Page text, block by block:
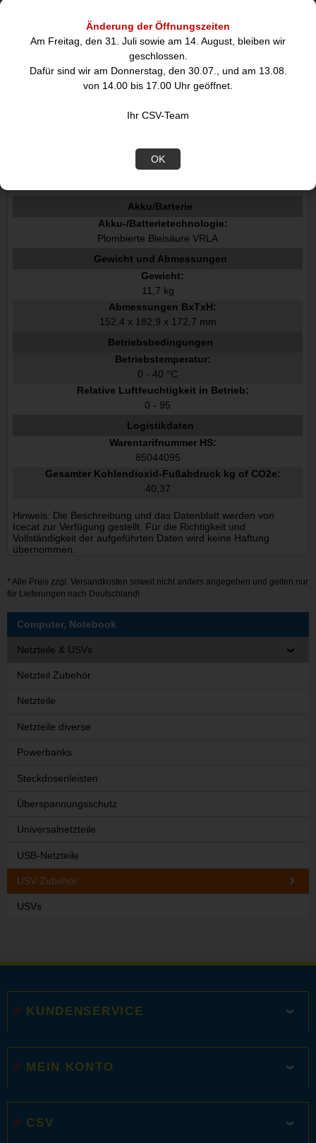
Änderung der Öffnungszeiten
Am Freitag, den 31. Juli sowie am 14. August, bleiben wir
geschlossen.
Dafür sind wir am Donnerstag, den 30.07., und am 13.08.
von 14.00 bis 17.00 Uhr geöffnet.
Ihr CSV-Team
OK
8,90
14,99
Datenblatt
24 V
Produktfarbe:
Akku/Batterie
Akku-/Batterietechnologie:
Plombierte Bleisäure VRLA
Gewicht und Abmessungen
Gewicht:
11,7 kg
Abmessungen BxTxH:
152,4 x 182,9 x 172,7 mm
Betriebsbedingungen
Betriebstemperatur:
0 - 40 °C
Relative Luftfeuchtigkeit in Betrieb:
0 - 95
Logistikdaten
Warentarifnummer HS:
85044095
Gesamter Kohlendioxid-Fußabdruck kg of CO2e:
40,37
Hinweis: Die Beschreibung und das Datenblatt werden von
Icecat zur Verfügung gestellt. Für die Richtigkeit und
Vollständigkeit der aufgeführten Daten wird keine Haftung
übernommen.
* Alle Preis zzgl. Versandkosten soweit nicht anders angegeben und gelten nur
für Lieferungen nach Deutschland!
Computer, Notebook
Netzteile & USVs
Netzteil Zubehör
Netzteile
Netzteile diverse
Powerbanks
Steckdosenleisten
Überspannungsschutz
Universalnetzteile
USB-Netzteile
USV Zubehör
USVs
KUNDENSERVICE
MEIN KONTO
CSV